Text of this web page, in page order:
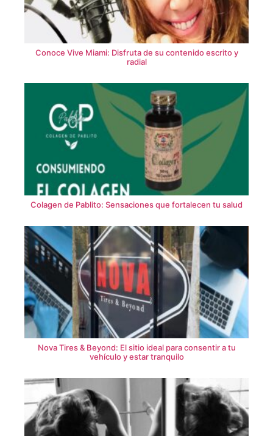
Conoce Vive Miami: Disfruta de su contenido escrito y
radial
Colagen de Pablito: Sensaciones que fortalecen tu salud
Nova Tires & Beyond: El sitio ideal para consentir a tu
vehículo y estar tranquilo